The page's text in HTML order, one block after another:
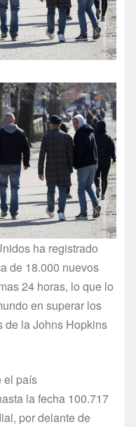
ha registrado
de 18.000 nuevos
24 horas, lo que lo
en superar los
de la Johns Hopkins
el país
la fecha 100.717
por delante de